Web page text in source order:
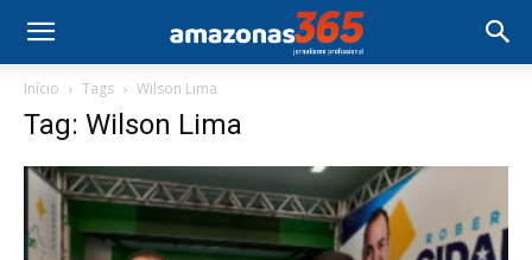
Início Tags Wilson Lima
Tag: Wilson Lima